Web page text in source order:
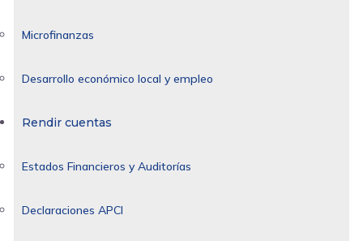
Microfinanzas
Desarrollo económico local y empleo
Rendir cuentas
Estados Financieros y Auditorías
Declaraciones APCI